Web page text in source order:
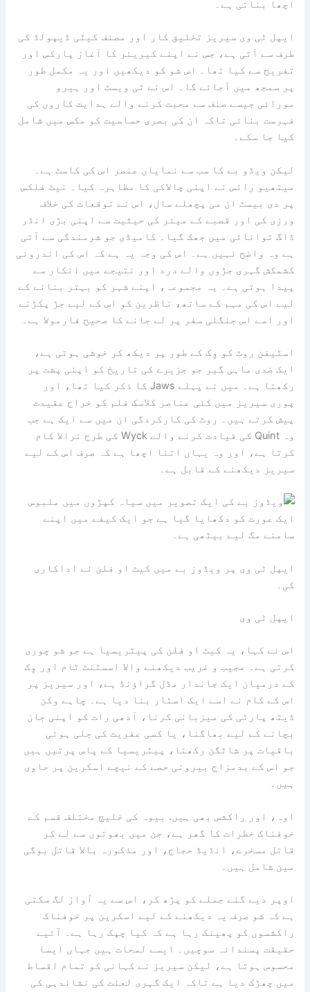
اچھا بناتی ہے۔
ایپل ٹی وی سیریز تخلیق کار اور مصنف کیٹی ڈیپولڈ کی
طرف سے آتی ہے، جس نے اپنے کیریئر کا آغاز پارکس اور
تفریح ​​سے کیا تھا۔ اس شو کو دیکھیں اور یہ مکمل طور
پر سمجھ میں آجائے گا۔ اس نے ٹی ویسٹ اور ہیرو
مورائی جیسے صنف سے محبت کرنے والے ہدایت کاروں کی
فہرست بنائی تاکہ ان کی بصری حساسیت کو مکس میں شامل
کیا جا سکے۔
لیکن ویڈو بے کا سب سے نمایاں عنصر اس کی کاسٹ ہے۔
میتھیو رائس نے اپنی چالاکی کا مظاہرہ کیا۔
نیٹ فلکس
پر دی بیسٹ ان می پچھلے سال، اس نے توقعات کی خلاف
ورزی کی اور قصبے کے میئر کی حیثیت سے اپنی بڑی انڈر
ڈاگ توانائی میں جھک گیا۔ کامیڈی جو شرمندگی سے آتی
ہے وہ واضح نہیں ہے۔ اس کی وجہ یہ ہے کہ اس کی اندرونی
کشمکش گہری جڑوں والے درد اور نتیجے میں انکار سے
پیدا ہوتی ہے۔ یہ مجموعہ، اپنے شہر کو بہتر بنانے کے
لیے اس کی مہم کے ساتھ، ناظرین کو اس کے لیے جڑ پکڑنے
اور اسے اس جنگلی سفر پر لے جانے کا صحیح فارمولا ہے۔
اسٹیفن روٹ کو وِک کے طور پر دیکھ کر خوشی ہوتی ہے،
ایک ضدی ماہی گیر جو جزیرے کی تاریخ کو اپنی پشت پر
رکھتا ہے۔ میں نے پہلے Jaws کا ذکر کیا تھا، اور
پوری سیریز میں کئی عناصر کلاسک فلم کو خراج عقیدت
پیش کرتے ہیں۔ روٹ کی کارکردگی ان میں سے ایک ہے جب
وہ Quint کی قیادت کرنے والے Wyck کی طرح نرالا کام
کرتا ہے، اور وہ یہاں اتنا اچھا ہے کہ صرف اس کے لیے
سیریز دیکھنے کے قابل ہے۔
ایپل ٹی وی پر ویڈوز بے میں کیٹ او فلن نے اداکاری
کی۔
ایپل ٹی وی
اس نے کہا، یہ کیٹ او فلن کی پیٹریسیا ہے جو شو چوری
کرتی ہے۔ عجیب و غریب دیکھنے والا اسسٹنٹ ٹام اور وِک
کے درمیان ایک جاندار مڈل گراؤنڈ ہے، اور سیریز پر
اس کے کام نے اسے ایک اسٹار بنا دیا ہے۔ چاہے وکن
ڈیتھ پارٹی کی میزبانی کرنا، آدھی رات کو اپنی جان
بچانے کے لیے بھاگنا، یا کسی عفریت کی جلی ہوئی
باقیات پر شاٹگن رکھنا، پیٹریسیا کے پاس پرتیں ہیں
جو اس کے بدمزاج بیرونی حصے کے نیچے اسکرین پر حاوی
ہیں۔
اوہ، اور راکشس بھی ہیں. بیوہ کی خلیج مختلف قسم کے
خوفناک خطرات کا گھر ہے، جن میں بھوتوں سے لے کر
قاتل مسخرے، انڈیڈ حجاج، اور مذکورہ بالا قاتل بوگی
مین شامل ہیں۔
اوپر دیے گئے جملے کو پڑھ کر، اس سے یہ آواز لگ سکتی
ہے کہ شو صرف یہ دیکھنے کے لیے اسکرین پر خوفناک
راکشسوں کو پھینک رہا ہے کہ کیا چپک رہا ہے۔ آئیے
حقیقت پسندانہ سوچیں۔ ایسے لمحات ہیں جہاں ایسا
محسوس ہوتا ہے، لیکن سیریز نے کہانی کو تمام اقساط
میں چھڑک دیا ہے تاکہ ایک گہری لعنت کی نشاندہی کی